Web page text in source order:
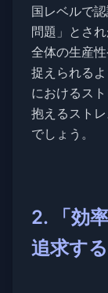
国レベルで
問題」とさ
全体の生産
捉えられる
におけるス
抱えるスト
でしょう。
2. 「効
追求す